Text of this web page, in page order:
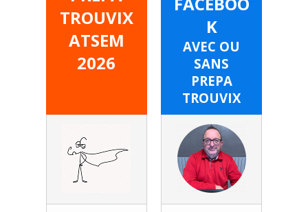
TROUVIX
ATSEM
2026
K
AVEC OU
SANS
PREPA
TROUVIX